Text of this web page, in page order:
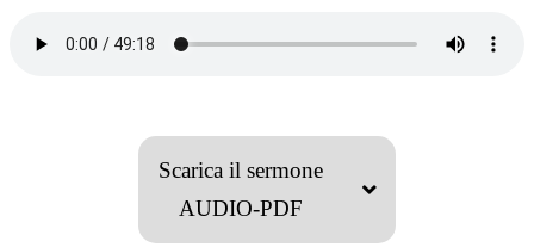
Scarica il sermone
AUDIO-PDF